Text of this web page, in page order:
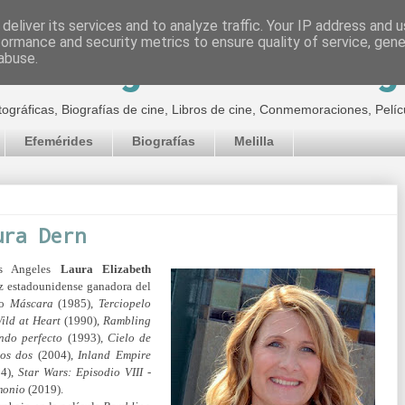
de Jorge
Biografías de cine, Libros de cine, Conmemoraciones,
Efemérides Biografías Melilla
Dern
Angeles Laura Elizabeth
ganadora del
Máscara (1985), Terciopelo
at Heart (1990), Rambling
perfecto (1993), Cielo de
dos (2004), Inland Empire
Star Wars: Episodio VIII -
(2019).
its services and to analyze traffic. Your IP address and
and security metrics to ensure quality of service,